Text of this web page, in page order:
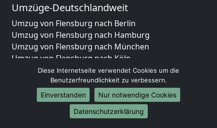
Umzüge-Deutschlandweit
Umzug von Flensburg nach Berlin
Umzug von Flensburg nach Hamburg
Umzug von Flensburg nach München
Umzug von Flensburg nach Köln
Umzug von Flensburg nach Frankfurt am Main
Umzug von Flensburg nach Stuttgart
Umzug von Flensburg nach Düsseldorf
Umzug von Flensburg nach Leipzig
Umzug von Flensburg nach Dortmund
Diese Internetseite verwendet Cookies um die
Benutzerfreundlichkeit zu verbessern.
Einverstanden
Nur notwendige Cookies
Datenschutzerklärung